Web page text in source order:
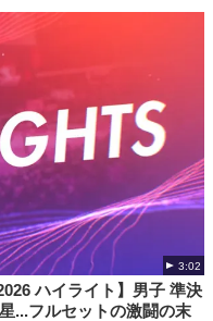
3:02
ハイライト】男子 準決
...フルセットの激闘の末